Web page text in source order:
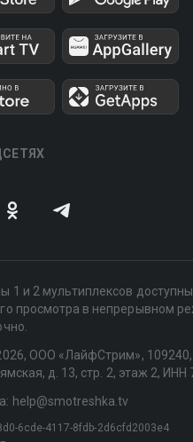
1 и 2 мультиплексов
просмотра в непрерывном
ООО «ЛайфСтрим», 109240,
д. 13, стр. 2, этаж 2, ИНН
help@smotreshka.tv
6cde-4117-8fdb-2d6cfd2003e4